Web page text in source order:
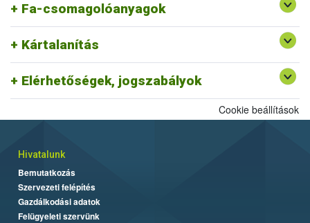
Fa-csomagolóanyagok
Kártalanítás
Elérhetőségek, jogszabályok
Cookie beállítások
Hivatalunk
Bemutatkozás
Szervezeti felépítés
Gazdálkodási adatok
Felügyeleti szervünk